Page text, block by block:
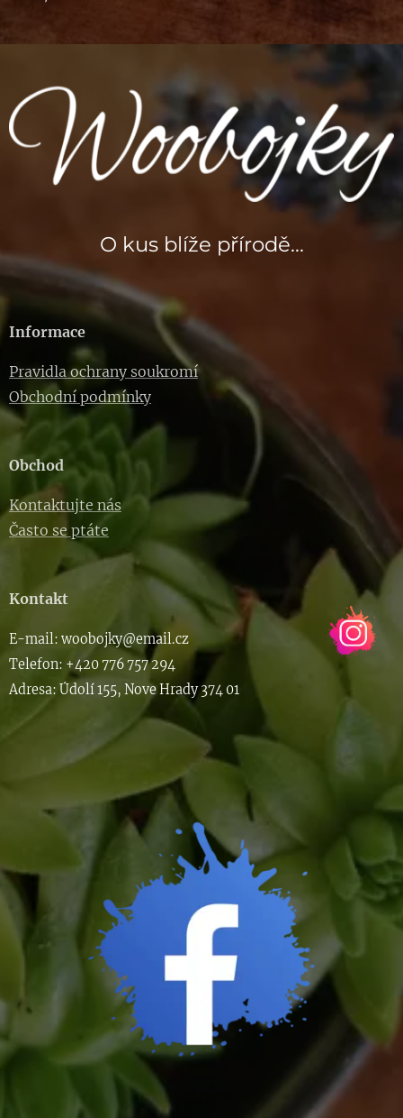
O kus blíže přírodě...
Informace
Pravidla ochrany soukromí
Obchodní podmínky
Obchod
Kontaktujte nás
Často se ptáte
Kontakt
E-mail: woobojky@email.cz
Telefon: +420 776 757 294
Adresa: Údolí 155, Nove Hrady 374 01